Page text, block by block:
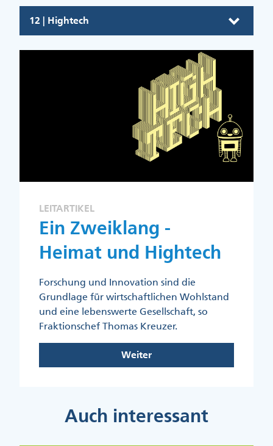
12 | Hightech
LEITARTIKEL
Ein Zweiklang -
Heimat und Hightech
Forschung und Innovation sind die
Grundlage für wirtschaftlichen Wohlstand
und eine lebenswerte Gesellschaft, so
Fraktionschef Thomas Kreuzer.
Weiter
Auch interessant